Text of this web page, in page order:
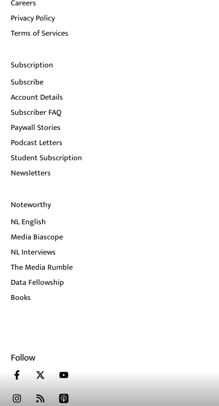
Careers
Privacy Policy
Terms of Services
Subscription
Subscribe
Account Details
Subscriber FAQ
Paywall Stories
Podcast Letters
Student Subscription
Newsletters
Noteworthy
NL English
Media Biascope
NL Interviews
The Media Rumble
Data Fellowship
Books
Follow